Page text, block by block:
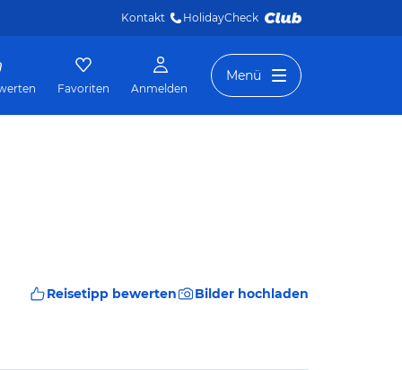
Kontakt HolidayCheck
Favoriten Anmelden
Menü
Reisetipp bewerten Bilder hochladen